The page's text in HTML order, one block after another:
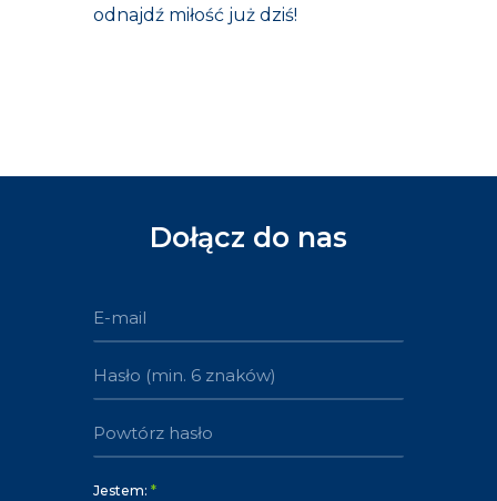
odnajdź miłość już dziś!
Dołącz do nas
Jestem: *